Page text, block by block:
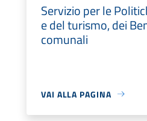
Servizio per le
e del turismo, dei
comunali
VAI ALLA PAGINA